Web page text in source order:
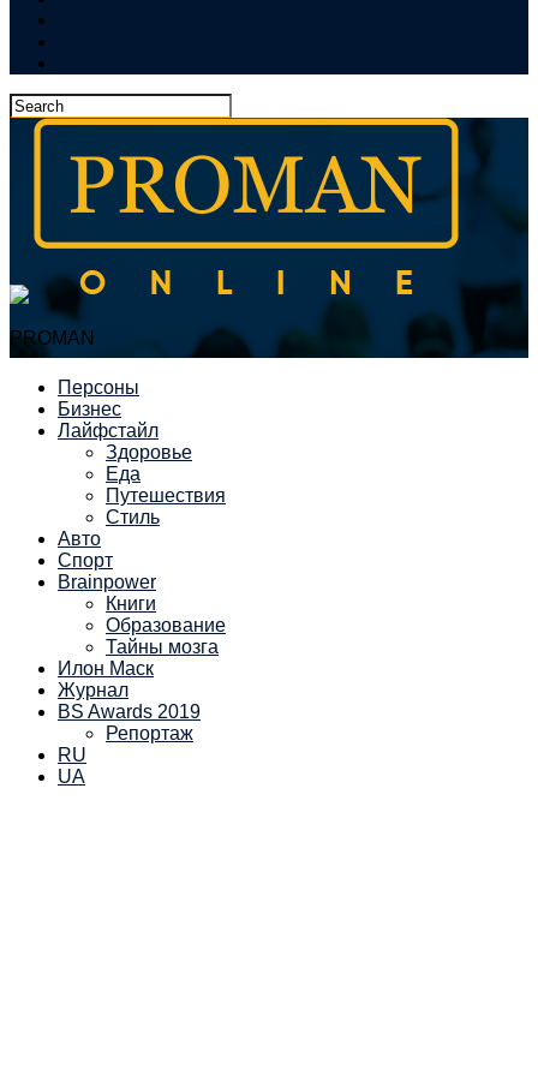
PROMAN
Персоны
Бизнес
Лайфстайл
Здоровье
Еда
Путешествия
Стиль
Авто
Спорт
Brainpower
Книги
Образование
Тайны мозга
Илон Маск
Журнал
BS Awards 2019
Репортаж
RU
UA